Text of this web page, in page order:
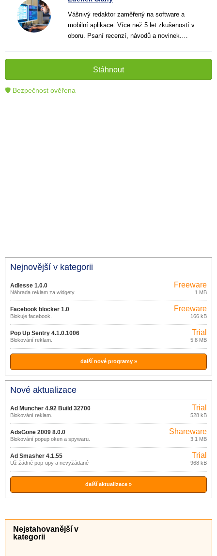
Vášnivý redaktor zaměřený na software a
mobilní aplikace. Více než 5 let zkušeností v
oboru. Psaní recenzí, návodů a novinek.
pomáhají čtenářům lépe porozumět a využít
moderní technologie.
Stáhnout
🛡 Bezpečnost ověřena
Nejnovější v kategorii
Adlesse 1.0.0
Náhrada reklam za widgety.
Freeware
1 MB
Facebook blocker 1.0
Blokuje facebook.
Freeware
166 kB
Pop Up Sentry 4.1.0.1006
Blokování reklam.
Trial
5,8 MB
další nové programy »
Nové aktualizace
Ad Muncher 4.92 Build 32700
Blokování reklam.
Trial
528 kB
AdsGone 2009 8.0.0
Blokování popup oken a spywaru.
Shareware
3,1 MB
Ad Smasher 4.1.55
Už žádné pop-upy a nevyžádané
Trial
968 kB
další aktualizace »
Nejstahovanější v
kategorii